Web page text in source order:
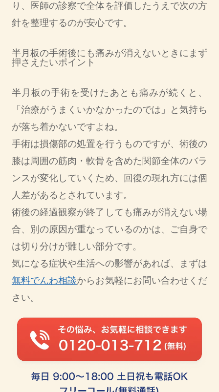
り、医師の診察で全体を評価したうえで次の方
針を整理するのが安心です。
半月板の手術後にも痛みが消えないときにまず
押さえたいポイント
半月板の手術を受けたあとも痛みが続くと、
「治療がうまくいかなかったのでは」と気持ち
が落ち着かないですよね。
手術は損傷部の処置を行うものですが、術後の
膝は周囲の筋肉・軟骨を含めた関節全体のバラ
ンスが変化していくため、回復の現れ方には個
人差があるとされています。
術後の経過観察が終了しても痛みが消えない場
合、別の原因が重なっているのかは、ご自身で
は切り分けが難しい部分です。
気になる症状や生活への影響があれば、まずは
無料でんわ相談からお気軽にお問い合わせくだ
さい。